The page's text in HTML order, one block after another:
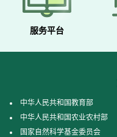
服务平台
中华人民共和国教育部
中华人民共和国农业农村部
国家自然科学基金委员会